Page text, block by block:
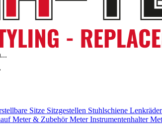
Sitze Sitzgestellen Stuhlschiene
Meter & ZubehörMeterInstrumentenhalter